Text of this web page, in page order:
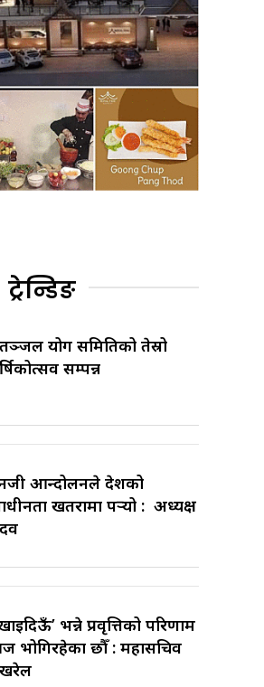
ट्रेन्डिङ
योग समितिको तेस्रो
सम्पन्न
आन्दोलनले देशको
खतरामा पर्‍यो : अध्यक्ष
भन्ने प्रवृत्तिको परिणाम
भोगिरहेका छौँ : महासचिव